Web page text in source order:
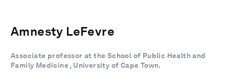
Amnesty LeFevre
Associate professor at the School of Public Health and
Family Medicine , University of Cape Town.